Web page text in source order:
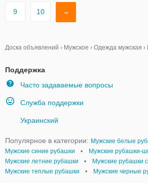
9 10 →
Доска объявлений › Мужское › Одежда мужская ›
Поддержка
Часто задаваемые вопросы
Служба поддержки
Украинский
Популярное в категории: Мужские белые
Мужские синие рубашки
• Мужские рубашки-
Мужские летние рубашки
• Мужские рубашки
Мужские теплые рубашки
• Мужские черные